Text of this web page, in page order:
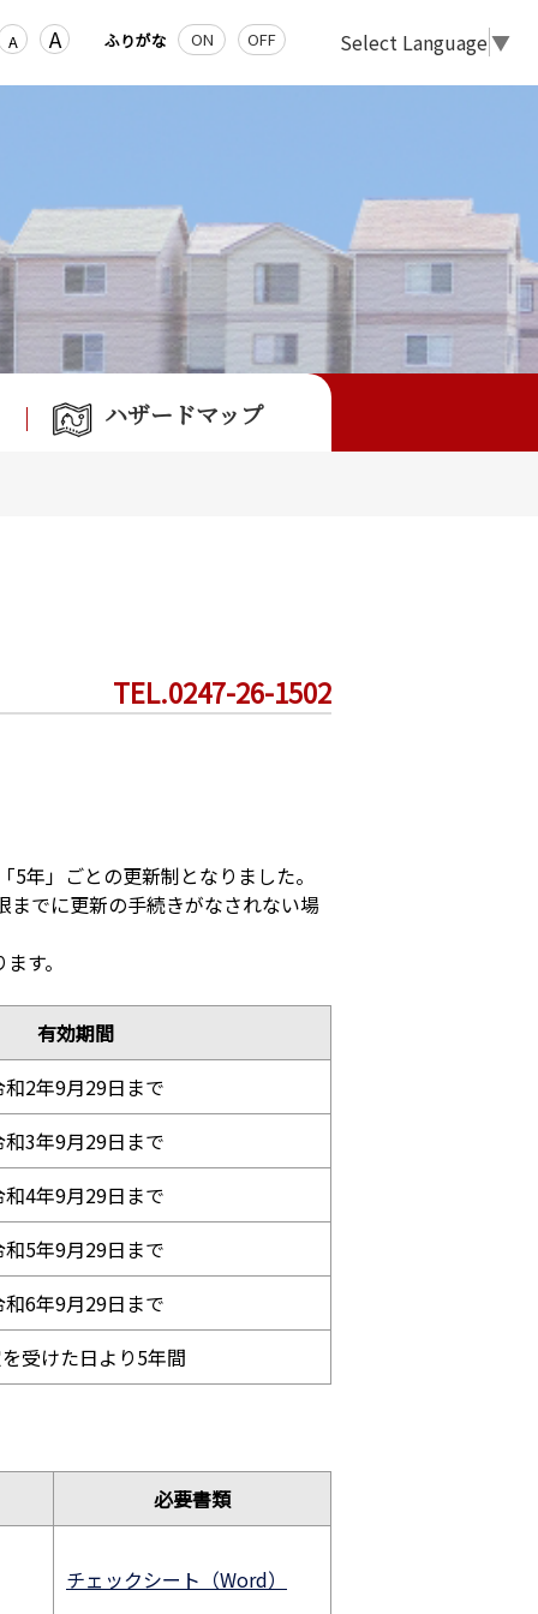
Select Language▼
ふりがな ON OFF
A A
ハザードマップ
TEL.0247-26-1502
年」ごとの更新制となりました。
でに更新の手続きがなされない場
す。
有効期間
和2年9月29日まで
和3年9月29日まで
和4年9月29日まで
和5年9月29日まで
和6年9月29日まで
受けた日より5年間
必要書類
チェックシート（Word）